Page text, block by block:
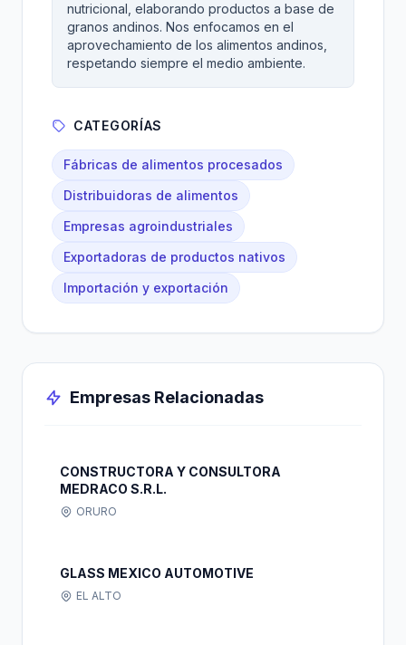
nutricional, elaborando productos a base de
granos andinos. Nos enfocamos en el
aprovechamiento de los alimentos andinos,
respetando siempre el medio ambiente.
CATEGORÍAS
Fábricas de alimentos procesados
Distribuidoras de alimentos
Empresas agroindustriales
Exportadoras de productos nativos
Importación y exportación
Empresas Relacionadas
CONSTRUCTORA Y CONSULTORA
MEDRACO S.R.L.
ORURO
GLASS MEXICO AUTOMOTIVE
EL ALTO